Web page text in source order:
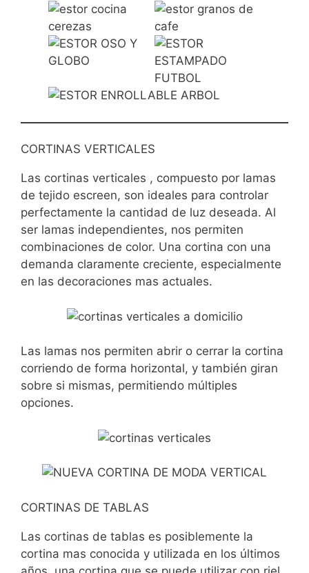
CORTINAS VERTICALES
Las cortinas verticales , compuesto por lamas
de tejido escreen, son ideales para controlar
perfectamente la cantidad de luz deseada. Al
ser lamas independientes, nos permiten
combinaciones de color. Una cortina con una
demanda claramente creciente, especialmente
en las decoraciones mas actuales.
Las lamas nos permiten abrir o cerrar la cortina
corriendo de forma horizontal, y también giran
sobre si mismas, permitiendo múltiples
opciones.
CORTINAS DE TABLAS
Las cortinas de tablas es posiblemente la
cortina mas conocida y utilizada en los últimos